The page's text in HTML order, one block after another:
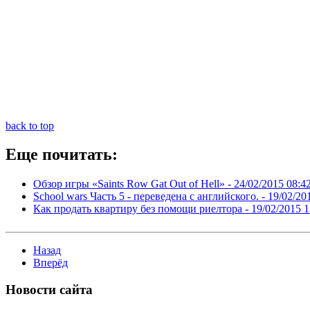
back to top
Еще почитать:
Обзор игры «Saints Row Gat Out of Hell» - 24/02/2015 08:42
School wars Часть 5 - переведена с английского. - 19/02/
Как продать квартиру без помощи риелтора - 19/02/2015
Назад
Вперёд
Новости сайта